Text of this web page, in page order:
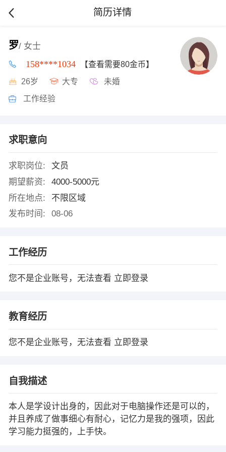
简历详情
罗/ 女士
158****1034 【查看需要80金币】
26岁 大专 未婚
工作经验
求职意向
求职岗位:
文员
期望薪资:
4000-5000元
所在地点:
不限区域
发布时间:
08-06
工作经历
您不是企业账号，无法查看 立即登录
教育经历
您不是企业账号，无法查看 立即登录
自我描述
本人是学设计出身的，因此对于电脑操作还是可以的，
并且养成了做事细心有耐心，记忆力是我的强项，因此
学习能力挺强的，上手快。